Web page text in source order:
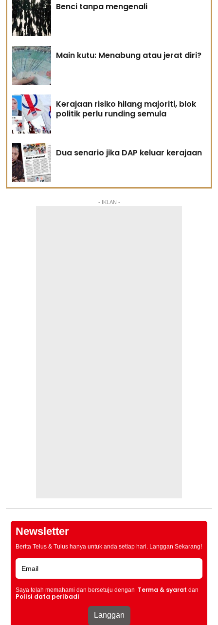
Benci tanpa mengenali
Main kutu: Menabung atau jerat diri?
Kerajaan risiko hilang majoriti, blok
politik perlu runding semula
Dua senario jika DAP keluar kerajaan
- IKLAN -
Newsletter
Berita Telus & Tulus hanya untuk anda setiap hari. Langgan Sekarang!
Saya telah memahami dan bersetuju dengan Terma & syarat dan
Polisi data peribadi